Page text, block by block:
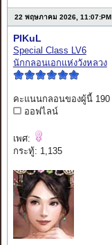
22 พฤษภาคม 2026, 11:07:PM
PIKuL
Special Class LV6
นักกลอนเอกแห่งวังหลวง
คะแนนกลอนของผู้นี้ 190
ออฟไลน์
เพศ:
กระทู้: 1,135